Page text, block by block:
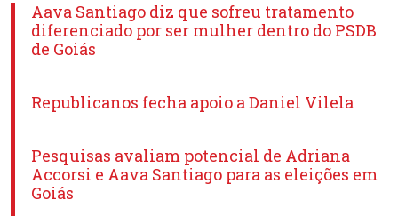
Aava Santiago diz que sofreu tratamento
diferenciado por ser mulher dentro do PSDB
de Goiás
Republicanos fecha apoio a Daniel Vilela
Pesquisas avaliam potencial de Adriana
Accorsi e Aava Santiago para as eleições em
Goiás